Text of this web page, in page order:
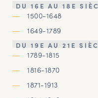
DU 16E AU 18E
1500-1648
1649-1789
DU 19E AU 21E
1789-1815
1816-1870
1871-1913